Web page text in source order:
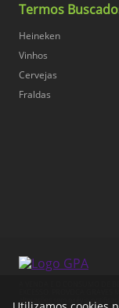
Termos
Heineken
Vinhos
Cervejas
Fraldas
alterações sem prévia